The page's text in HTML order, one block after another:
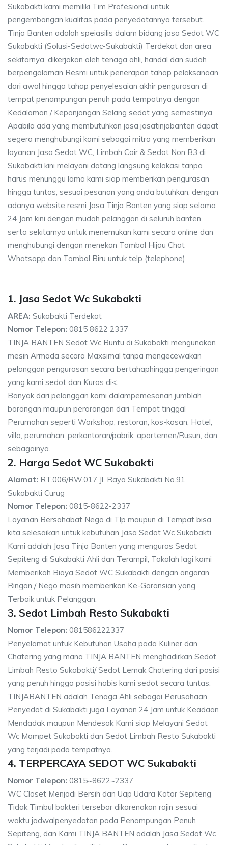
Sukabakti kami memiliki Tim Profesional untuk
pengembangan kualitas pada penyedotannya tersebut.
Tinja Banten adalah speiasilis dalam bidang jasa Sedot WC
Sukabakti (Solusi-Sedotwc-Sukabakti) Terdekat dan area
sekitarnya, dikerjakan oleh tenaga ahli, handal dan sudah
berpengalaman Resmi untuk penerapan tahap pelaksanaan
dari awal hingga tahap penyelesaian akhir pengurasan di
tempat penampungan penuh pada tempatnya dengan
Kedalaman / Kepanjangan Selang sedot yang semestinya.
Apabila ada yang membutuhkan jasa jasatinjabanten dapat
segera menghubungi kami sebagai mitra yang memberikan
layanan Jasa Sedot WC, Limbah Cair & Sedot Non B3 di
Sukabakti kini melayani datang langsung kelokasi tanpa
harus menunggu lama kami siap memberikan pengurasan
hingga tuntas, sesuai pesanan yang anda butuhkan, dengan
adanya website resmi Jasa Tinja Banten yang siap selama
24 Jam kini dengan mudah pelanggan di seluruh banten
serta sekitarnya untuk menemukan kami secara online dan
menghubungi dengan menekan Tombol Hijau Chat
Whatsapp dan Tombol Biru untuk telp (telephone).
1. Jasa Sedot Wc Sukabakti
AREA: Sukabakti Terdekat
Nomor Telepon: 0815 8622 2337
TINJA BANTEN Sedot Wc Buntu di Sukabakti mengunakan
mesin Armada secara Maxsimal tanpa mengecewakan
pelanggan pengurasan secara bertahaphingga pengeringan
yang kami sedot dan Kuras di<.
Banyak dari pelanggan kami dalampemesanan jumblah
borongan maupun perorangan dari Tempat tinggal
Perumahan seperti Workshop, restoran, kos-kosan, Hotel,
villa, perumahan, perkantoran/pabrik, apartemen/Rusun, dan
sebagainya.
2. Harga Sedot WC Sukabakti
Alamat: RT.006/RW.017 Jl. Raya Sukabakti No.91
Sukabakti Curug
Nomor Telepon: 0815-8622-2337
Layanan Bersahabat Nego di Tlp maupun di Tempat bisa
kita selesaikan untuk kebutuhan Jasa Sedot Wc Sukabakti
Kami adalah Jasa Tinja Banten yang menguras Sedot
Sepiteng di Sukabakti Ahli dan Terampil, Takalah lagi kami
Memberikah Biaya Sedot WC Sukabakti dengan angaran
Ringan / Nego masih memberikan Ke-Garansian yang
Terbaik untuk Pelanggan.
3. Sedot Limbah Resto Sukabakti
Nomor Telepon: 081586222337
Penyelamat untuk Kebutuhan Usaha pada Kuliner dan
Chatering yang mana TINJA BANTEN menghadirkan Sedot
Limbah Resto Sukabakti/ Sedot Lemak Chatering dari posisi
yang penuh hingga posisi habis kami sedot secara tuntas.
TINJABANTEN adalah Tenaga Ahli sebagai Perusahaan
Penyedot di Sukabakti juga Layanan 24 Jam untuk Keadaan
Mendadak maupun Mendesak Kami siap Melayani Sedot
Wc Mampet Sukabakti dan Sedot Limbah Resto Sukabakti
yang terjadi pada tempatnya.
4. TERPERCAYA SEDOT WC Sukabakti
Nomor Telepon: 0815~8622~2337
WC Closet Menjadi Bersih dan Uap Udara Kotor Sepiteng
Tidak Timbul bakteri tersebar dikarenakan rajin sesuai
waktu jadwalpenyedotan pada Penampungan Penuh
Sepiteng, dan Kami TINJA BANTEN adalah Jasa Sedot Wc